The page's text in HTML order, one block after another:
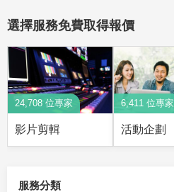
選擇服務免費取得報價
24,708 位專家
影片剪輯
6,411 位專家
活動企劃
服務分類